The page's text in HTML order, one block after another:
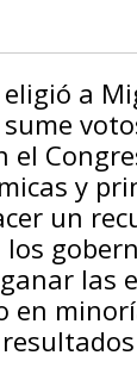
a
el
y
un
las
en